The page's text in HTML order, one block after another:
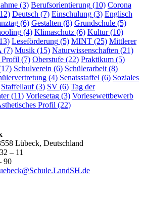
(3) Berufsorientierung (10) Corona
Deutsch (7) Einschulung (3) Englisch
(6) Gestalten (8) Grundschule (5)
(4) Klimaschutz (6) Kultur(10)
Leseförderung (5) MINT (25) Mittlerer
(7) Musik (15) Naturwissenschaften (21)
Profil (7) Oberstufe (22) Praktikum (5)
Schulverein (6) Schülerarbeit(8)
(4) Senatsstaffel (6) Soziales
Staffellauf(3) SV (6) Tag der
(11) Vorlesetag (3) Vorlesewettbewerb
Profil (22)
Lübeck, Deutschland
– 11
90